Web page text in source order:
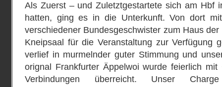
Als Zuerst – und Zuletztgestartete sich am Hbf
hatten, ging es in die Unterkunft. Von dort
verschiedener Bundesgeschwister zum Haus
Kneipsaal für die Veranstaltung zur Verfügung
verlief in murmelnder guter Stimmung und
orignal Frankfurter Äppelwoi wurde feierlich mit
Verbindungen überreicht. Unser